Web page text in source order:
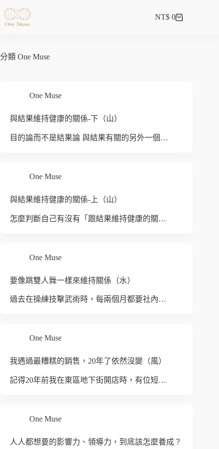
NT$ 0
分類 One Muse
One Muse
與結果維持健康的關係-下（山）
目的論而不是結果論 與結果有關的另外一個…
One Muse
與結果維持健康的關係-上（山）
怎麼判斷自己有沒有「跟結果維持健康的關…
One Muse
要像跳雙人舞一樣來維持關係（水）
過去在操練技擊武術時，每兩個月都要社內…
One Muse
我遇過最糟糕的銷售，20年了依然沒變（風）
記得20年前我在東區地下街開店時，有位短…
One Muse
人人都想要的影響力、領導力，到底該怎麼養成？